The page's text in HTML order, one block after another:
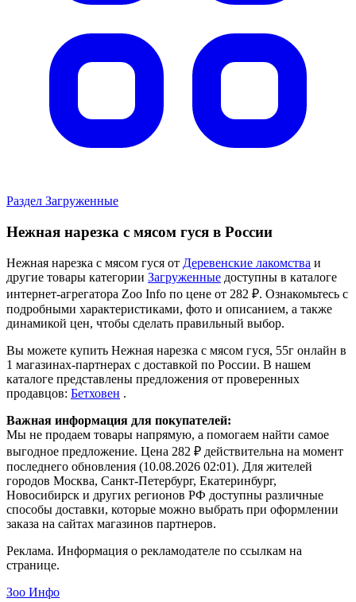
Раздел Загруженные
Нежная нарезка с мясом гуся в России
Нежная нарезка с мясом гуся от Деревенские лакомства и
другие товары категории Загруженные доступны в каталоге
интернет-агрегатора Zoo Info по цене от 282 ₽. Ознакомьтесь с
подробными характеристиками, фото и описанием, а также
динамикой цен, чтобы сделать правильный выбор.
Вы можете купить Нежная нарезка с мясом гуся, 55г онлайн в
1 магазинах-партнерах с доставкой по России. В нашем
каталоге представлены предложения от проверенных
продавцов: Бетховен .
Важная информация для покупателей:
Мы не продаем товары напрямую, а помогаем найти самое
выгодное предложение. Цена 282 ₽ действительна на момент
последнего обновления (10.08.2026 02:01). Для жителей
городов Москва, Санкт-Петербург, Екатеринбург,
Новосибирск и других регионов РФ доступны различные
способы доставки, которые можно выбрать при оформлении
заказа на сайтах магазинов партнеров.
Реклама. Информация о рекламодателе по ссылкам на
странице.
Зоо Инфо